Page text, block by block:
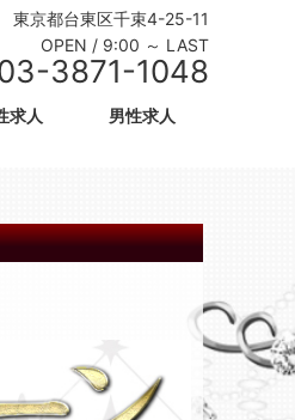
東京都台東区千束4-25-11
OPEN / 9:00 ～ LAST
3871-1048
求人 男性求人